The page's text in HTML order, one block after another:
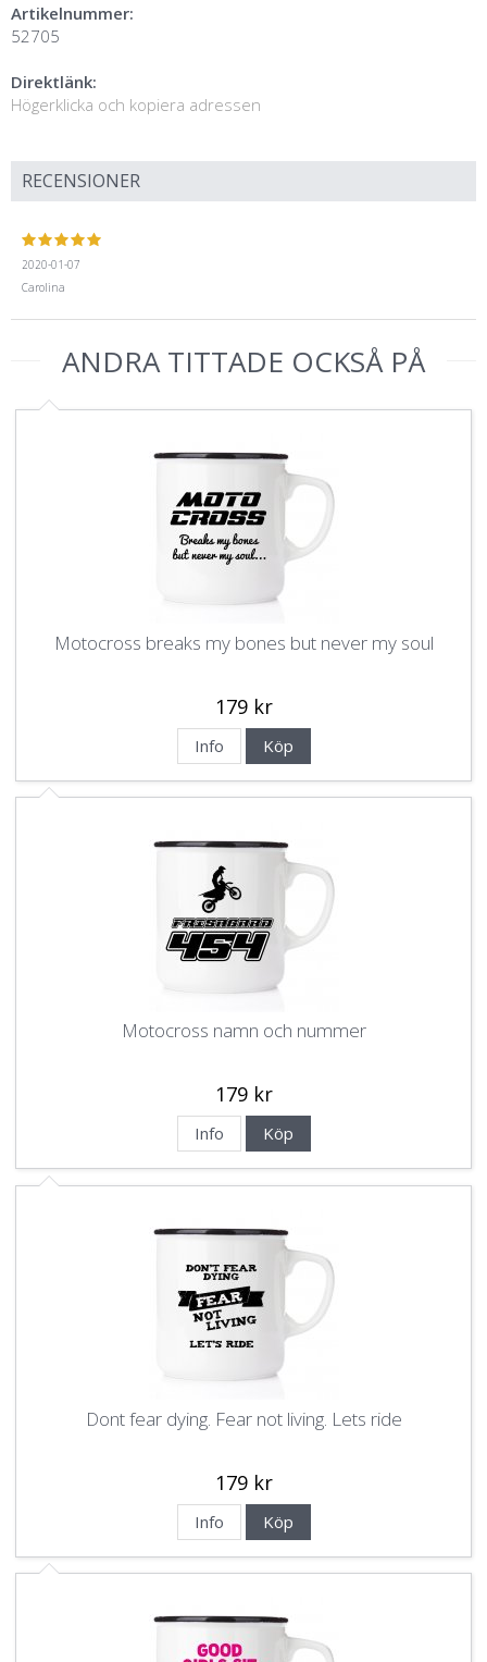
Artikelnummer:
52705
Direktlänk:
Högerklicka och kopiera adressen
RECENSIONER
2020-01-07
Carolina
ANDRA TITTADE OCKSÅ PÅ
Motocross breaks my bones but never my soul
179 kr
Info Köp
Motocross namn och nummer
179 kr
Info Köp
Dont fear dying. Fear not living. Lets ride
179 kr
Info Köp